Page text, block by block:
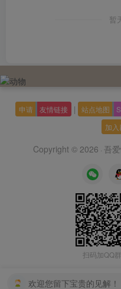
暂
申请 友情链接 | 站点地图
加入
Copyright © 2026 · 吾
扫码加QQ群
欢迎您留下宝贵的见解！